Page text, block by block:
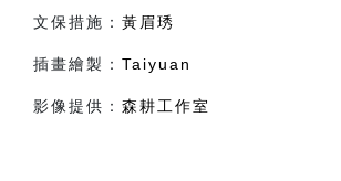
文保措施： 黃眉琇
插畫繪製： Taiyuan
影像提供： 森耕工作室